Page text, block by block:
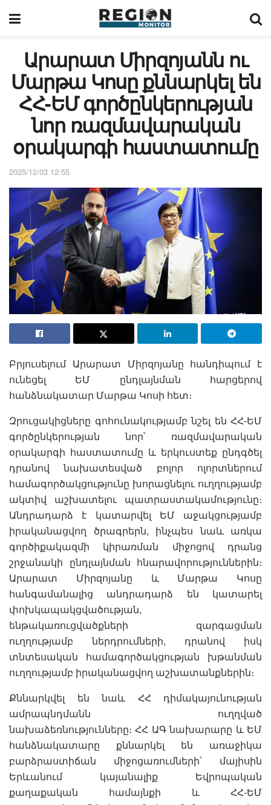
Արարատ Միրզոյանն ու
Մարթա Կոսը քննարկել են
ՀՀ-ԵՄ գործընկերության
նոր ռազմավարական
օրակարգի հաստատումը
2025/12/03 12:55
Բրյուսելում Արարատ Միրզոյանը հանդիպում է
ունեցել ԵՄ ընդլայնման հարցերով
հանձնակատար Մարթա Կոսի հետ։
Զրուցակիցները գոհունակությամբ նշել են ՀՀ-ԵՄ
գործընկերության նոր՝ ռազմավարական
օրակարգի հաստատումը և երկուստեք ընդգծել
դրանով նախատեսված բոլոր ոլորտներում
համագործակցությունը խորացնելու ուղղությամբ
ակտիվ աշխատելու պատրաստակամությունը։
Անդրադարձ է կատարվել ԵՄ աջակցությամբ
իրականացվող ծրագրերն, ինչպես նաև առկա
գործիքակազմի կիրառման միջոցով դրանց
շրջանակի ընդլայնման հնարավորություններին։
Արարատ Միրզոյանը և Մարթա Կոսը
հանգամանալից անդրադարձ են կատարել
փոխկապակցվածության,
ենթակառուցվածքների զարգացման
ուղղությամբ ներդրումների, դրանով իսկ
տնտեսական համագործակցության խթանման
ուղղությամբ իրականացվող աշխատանքներին։
Քննարկվել են նաև ՀՀ դիմակայունության
ամրապնդմանն ուղղված
նախաձեռնությունները։ ՀՀ ԱԳ նախարարը և ԵՄ
հանձնակատարը քննարկել են առաջիկա
բարձրաստիճան միջոցառումների՝ մայիսին
Երևանում կայանալիք Եվրոպական
քաղաքական համայնքի և ՀՀ-ԵՄ